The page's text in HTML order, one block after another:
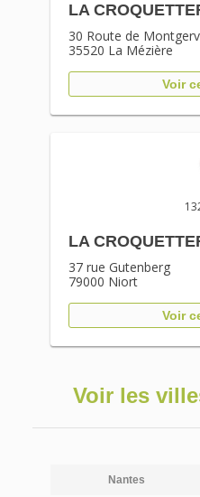
LA
30 Route de
35520 La Mézière
Voir
LA
37 rue Gutenberg
79000 Niort
Voir
Voir les
Nantes